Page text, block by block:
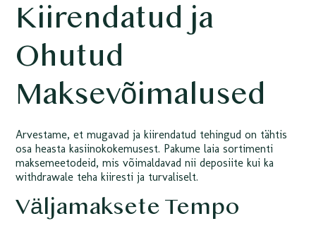
Kiirendatud ja
Ohutud
Maksevõimalused
Arvestame, et mugavad ja kiirendatud tehingud on tähtis
osa heasta kasiinokokemusest. Pakume laia sortimenti
maksemeetodeid, mis võimaldavad nii deposiite kui ka
withdrawale teha kiiresti ja turvaliselt.
Väljamaksete Tempo